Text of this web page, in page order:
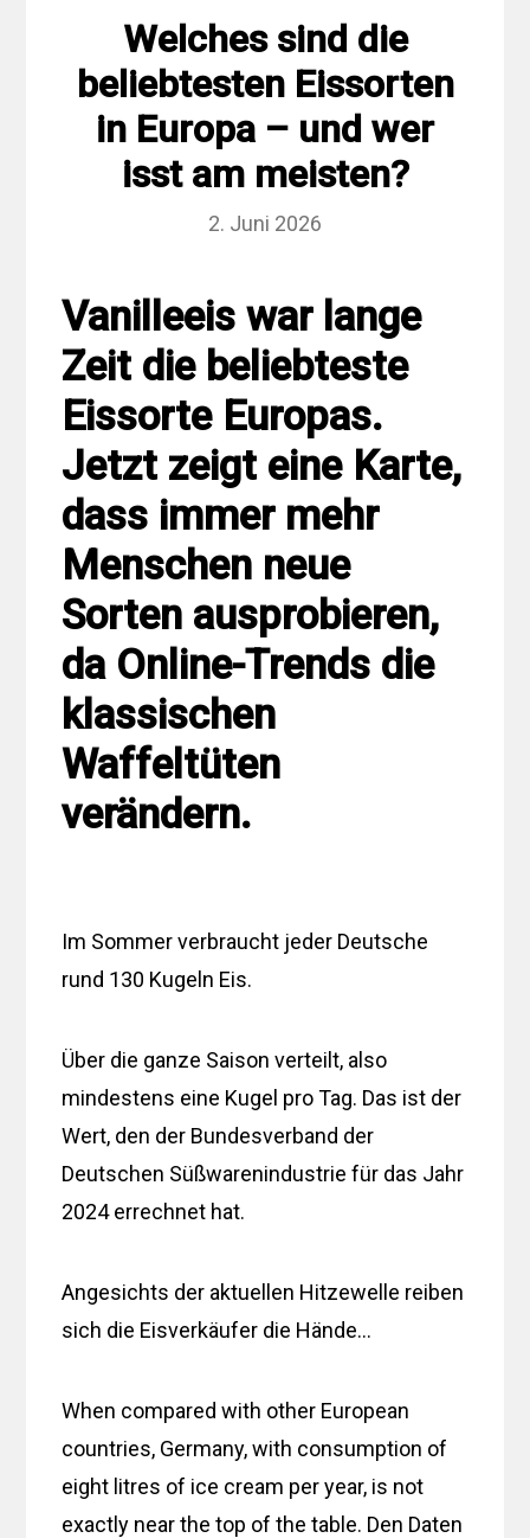
Welches sind die
beliebtesten Eissorten
in Europa – und wer
isst am meisten?
2. Juni 2026
Vanilleeis war lange
Zeit die beliebteste
Eissorte Europas.
Jetzt zeigt eine Karte,
dass immer mehr
Menschen neue
Sorten ausprobieren,
da Online-Trends die
klassischen
Waffeltüten
verändern.
Im Sommer verbraucht jeder Deutsche
rund 130 Kugeln Eis.
Über die ganze Saison verteilt, also
mindestens eine Kugel pro Tag. Das ist der
Wert, den der Bundesverband der
Deutschen Süßwarenindustrie für das Jahr
2024 errechnet hat.
Angesichts der aktuellen Hitzewelle reiben
sich die Eisverkäufer die Hände…
When compared with other European
countries, Germany, with consumption of
eight litres of ice cream per year, is not
exactly near the top of the table. Den Daten